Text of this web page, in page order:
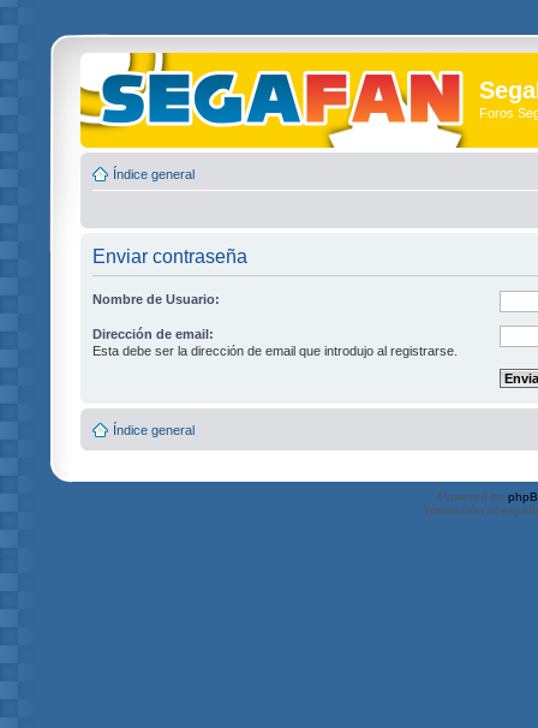
Foros
Índice general
Enviar contraseña
Nombre de Usuario:
Dirección de email:
Esta debe ser la dirección de email que introdujo al registrarse.
Índice general
Powered by
Traducción al